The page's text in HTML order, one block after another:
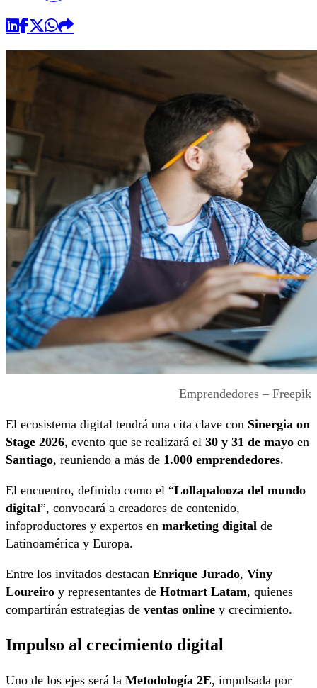
Emprendedores – Freepik
El ecosistema digital tendrá una cita clave con Sinergia on
Stage 2026, evento que se realizará el 30 y 31 de mayo en
Santiago, reuniendo a más de 1.000 emprendedores.
El encuentro, definido como el “Lollapalooza del mundo
digital”, convocará a creadores de contenido,
infoproductores y expertos en marketing digital de
Latinoamérica y Europa.
Entre los invitados destacan Enrique Jurado, Viny
Loureiro y representantes de Hotmart Latam, quienes
compartirán estrategias de ventas online y crecimiento.
Impulso al crecimiento digital
Uno de los ejes será la Metodología 2E, impulsada por